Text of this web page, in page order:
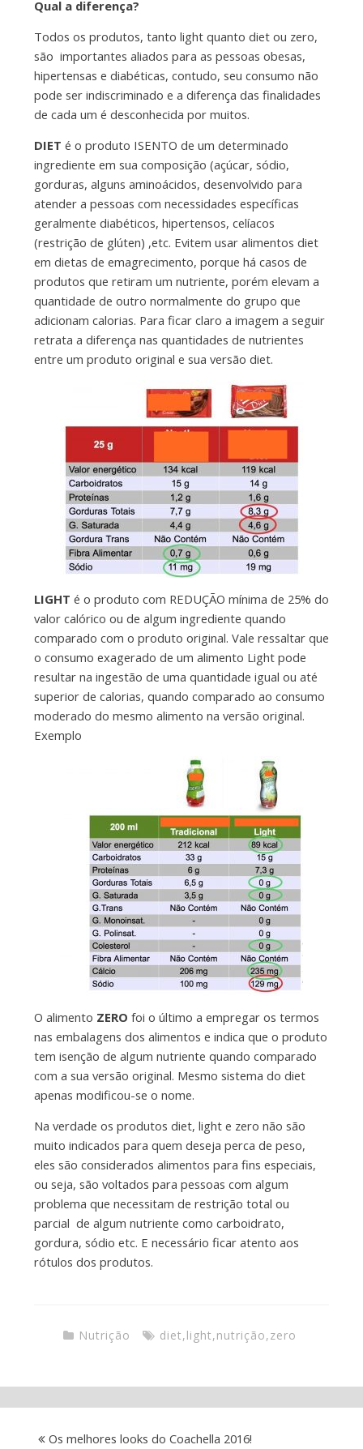
Qual a diferença?
Todos os produtos, tanto light quanto diet ou zero,
são importantes aliados para as pessoas obesas,
hipertensas e diabéticas, contudo, seu consumo não
pode ser indiscriminado e a diferença das finalidades
de cada um é desconhecida por muitos.
DIET é o produto ISENTO de um determinado
ingrediente em sua composição (açúcar, sódio,
gorduras, alguns aminoácidos, desenvolvido para
atender a pessoas com necessidades específicas
geralmente diabéticos, hipertensos, celíacos
(restrição de glúten) ,etc. Evitem usar alimentos diet
em dietas de emagrecimento, porque há casos de
produtos que retiram um nutriente, porém elevam a
quantidade de outro normalmente do grupo que
adicionam calorias. Para ficar claro a imagem a seguir
retrata a diferença nas quantidades de nutrientes
entre um produto original e sua versão diet.
LIGHT é o produto com REDUÇÃO mínima de 25% do
valor calórico ou de algum ingrediente quando
comparado com o produto original. Vale ressaltar que
o consumo exagerado de um alimento Light pode
resultar na ingestão de uma quantidade igual ou até
superior de calorias, quando comparado ao consumo
moderado do mesmo alimento na versão original.
Exemplo
O alimento ZERO foi o último a empregar os termos
nas embalagens dos alimentos e indica que o produto
tem isenção de algum nutriente quando comparado
com a sua versão original. Mesmo sistema do diet
apenas modificou-se o nome.
Na verdade os produtos diet, light e zero não são
muito indicados para quem deseja perca de peso,
eles são considerados alimentos para fins especiais,
ou seja, são voltados para pessoas com algum
problema que necessitam de restrição total ou
parcial de algum nutriente como carboidrato,
gordura, sódio etc. E necessário ficar atento aos
rótulos dos produtos.
Nutrição diet,light,nutrição,zero
Os melhores looks do Coachella 2016!